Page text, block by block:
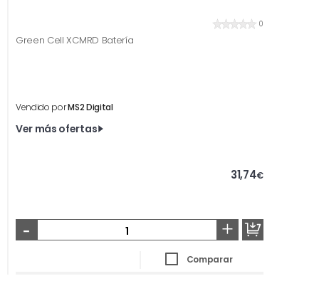
0
Green Cell XCMRD Batería
Vendido porMS2 Digital
Ver más ofertas
31,74€
- +
Comparar